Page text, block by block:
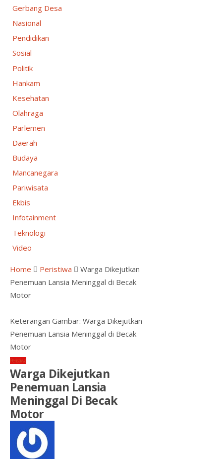
Gerbang Desa
Nasional
Pendidikan
Sosial
Politik
Hankam
Kesehatan
Olahraga
Parlemen
Daerah
Budaya
Mancanegara
Pariwisata
Ekbis
Infotainment
Teknologi
Video
Home Peristiwa
Warga Dikejutkan
Penemuan Lansia Meninggal di Becak
Motor
Keterangan Gambar: Warga Dikejutkan
Penemuan Lansia Meninggal di Becak
Motor
Peristiwa
Warga Dikejutkan
Penemuan Lansia
Meninggal Di Becak
Motor